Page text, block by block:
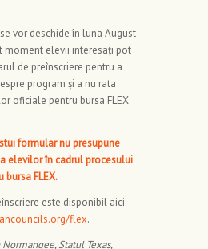
vor deschide în luna August
moment elevii interesați pot
de preînscriere pentru a
program și a nu rata
oficiale pentru bursa FLEX
formular nu presupune
elevilor în cadrul procesului
bursa FLEX.
este disponibil aici:
flex.
Statul Texas,